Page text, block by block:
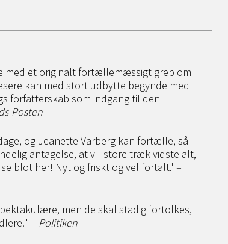
med et originalt fortællemæssigt greb om
kan med stort udbytte begynde med
forfatterskab som indgang til den
Posten
og Jeanette Varberg kan fortælle, så
antagelse, at vi i store træk vidste alt,
blot her! Nyt og friskt og vel fortalt."–
men de skal stadig fortolkes,
– Politiken